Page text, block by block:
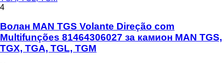
4
Волан MAN TGS Volante Direção com
Multifunções 81464306027 за камион MAN TGS,
TGX, TGA, TGL, TGM